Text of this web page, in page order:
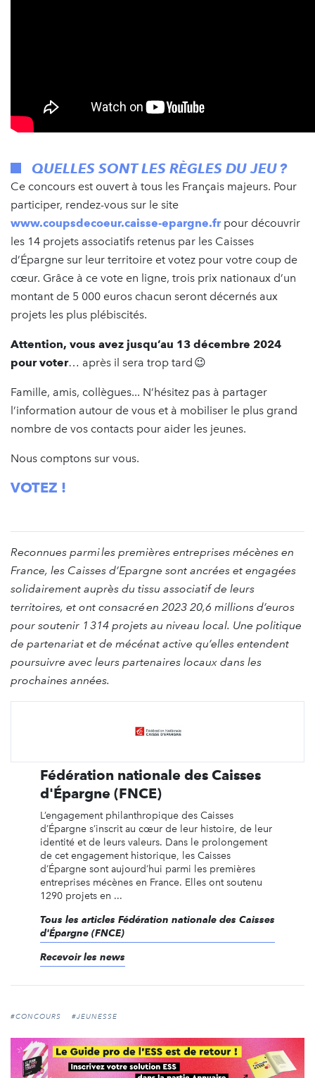
QUELLES SONT LES RÈGLES DU JEU ?
Ce concours est ouvert à tous les Français majeurs. Pour
participer, rendez-vous sur le site
www.coupsdecoeur.caisse-epargne.frpour découvrir
les 14 projets associatifs retenus par les Caisses
d’Épargne sur leur territoire et votez pour votre coup de
cœur. Grâce à ce vote en ligne, trois prix nationaux d’un
montant de 5 000 euros chacun seront décernés aux
projets les plus plébiscités.
Attention, vous avez jusqu’au 13 décembre 2024
pour voter… après il sera trop tard 😉
Famille, amis, collègues... N’hésitez pas à partager
l’information autour de vous et à mobiliser le plus grand
nombre de vos contacts pour aider les jeunes.
Nous comptons sur vous.
VOTEZ !
Reconnues parmi les premières entreprises mécènes en
France, les Caisses d’Epargne sont ancrées et engagées
solidairement auprès du tissu associatif de leurs
territoires, et ont consacré en 2023 20,6 millions d’euros
pour soutenir 1 314 projets au niveau local. Une politique
de partenariat et de mécénat active qu’elles entendent
poursuivre avec leurs partenaires locaux dans les
prochaines années.
Fédération nationale des Caisses
d'Épargne (FNCE)
L’engagement philanthropique des Caisses
d’Épargne s’inscrit au cœur de leur histoire, de leur
identité et de leurs valeurs. Dans le prolongement
de cet engagement historique, les Caisses
d’Épargne sont aujourd’hui parmi les premières
entreprises mécènes en France. Elles ont soutenu
1290 projets en ...
Tous les articles Fédération nationale des Caisses
d'Épargne (FNCE)
Recevoir les news
#CONCOURS #JEUNESSE